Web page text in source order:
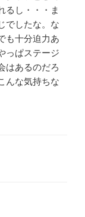
るし・・・ま
でしたな。な
も十分迫力あ
っぱステージ
はあるのだろ
んな気持ちな